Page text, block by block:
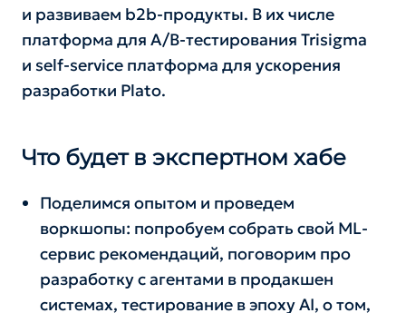
и развиваем b2b-продукты. В их числе
платформа для A/B-тестирования Trisigma
и self-service платформа для ускорения
разработки Plato.
Что будет в экспертном хабе
Поделимся опытом и проведем
воркшопы: попробуем собрать свой ML-
сервис рекомендаций, поговорим про
разработку с агентами в продакшен
системах, тестирование в эпоху AI, о том,